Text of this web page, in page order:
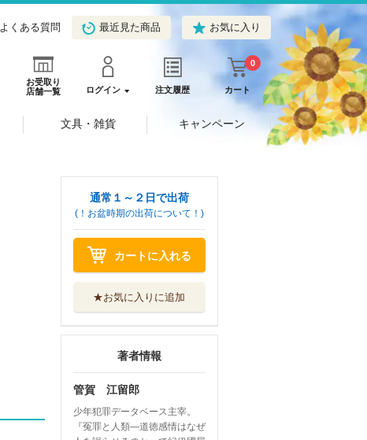
よくある質問 最近見た商品 お気に入り
お受取り
店舗一覧
ログイン 注文履歴 カート
0
文具・雑貨 キャンペーン
通常１～２日で出荷
(！お盆時期の出荷について！)
カートに入れる
★お気に入りに追加
著者情報
管賀 江留郎
少年犯罪データベース主宰。
『冤罪と人類―道徳感情はなぜ